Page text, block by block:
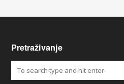
Pretraživanje